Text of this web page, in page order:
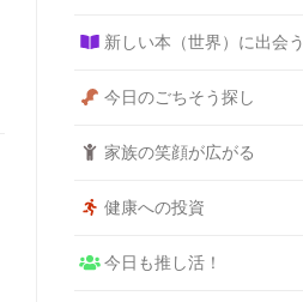
新しい本（世界）に出会う
今日のごちそう探し
家族の笑顔が広がる
健康への投資
今日も推し活！